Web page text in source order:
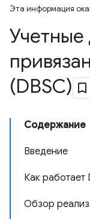
Эта информация
Учетные
(DBSC)
Содержание
Введение
Как работает
Обзор